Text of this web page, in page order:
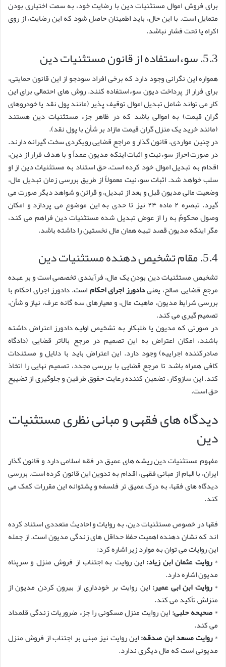
برای فروش اموال مستثنیات دین با رضایت خود، به سمت اختیاری بودن
متمایل است. با این حال، باید اطمینان حاصل شود که این رضایت، از روی
اکراه یا تحت فشار نباشد.
5.3. سوءاستفاده از قانون مستثنیات دین
همواره این نگرانی وجود دارد که برخی افراد سودجو از این قانون حمایتی،
برای فرار از پرداخت دیون سوءاستفاده کنند. روش های احتمالی برای این
کار می تواند شامل تبدیل اموال توقیف پذیر (مانند پول نقد یا خودروهای
گران قیمت) به اموالی باشد که در ظاهر جزء مستثنیات دین هستند
(مانند خرید یک منزل گران قیمت مازاد بر شأن با پول نقد).
در چنین مواردی، قانون گذار و مراجع قضایی رویکردی سخت گیرانه دارند.
در صورت احراز سوءنیت و اثبات اینکه مدیون عمداً و با هدف فرار از دین،
اقدام به تبدیل اموال خود کرده است، حق استناد به مستثنیات دین از او
سلب خواهد شد. اثبات سوءنیت معمولاً از طریق بررسی زمان تبدیل مال،
وضعیت مالی مدیون قبل و بعد از تبدیل، و قرائن و شواهد دیگر صورت می
گیرد. تبصره ۲ ماده ۲۴ نیز تا حدی به این موضوع می پردازد و امکان
وصول محکومٌ به را از عوض تبدیل شده مستثنیات دین فراهم می کند،
مگر اینکه مدیون قصد تهیه همان مال نخستین را داشته باشد.
5.4. مقام تشخیص دهنده مستثنیات دین
تشخیص مستثنیات دین بودن یک مال، فرآیندی تخصصی است و بر عهده
مرجع قضایی صالح، یعنیدادورز اجرای احکاماست. دادورز اجرای احکام با
بررسی شرایط مدیون، ماهیت مال، و معیارهای سه گانه عرف، نیاز و شأن،
تصمیم گیری می کند.
در صورتی که مدیون یا طلبکار به تشخیص اولیه دادورز اعتراض داشته
باشند، امکان اعتراض به این تصمیم در مرجع بالاتر قضایی (دادگاه
صادرکننده اجراییه) وجود دارد. این اعتراض باید با دلایل و مستندات
کافی همراه باشد تا مرجع قضایی با بررسی مجدد، تصمیم نهایی را اتخاذ
کند. این سازوکار، تضمین کننده رعایت حقوق طرفین و جلوگیری از تضییع
حق است.
دیدگاه های فقهی و مبانی نظری مستثنیات
دین
مفهوم مستثنیات دین ریشه های عمیق در فقه اسلامی دارد و قانون گذار
ایران، با الهام از مبانی فقهی، اقدام به تدوین این قانون کرده است. بررسی
دیدگاه های فقها، به درک عمیق تر فلسفه و پشتوانه این مقررات کمک می
کند.
فقها در خصوص مستثنیات دین، به روایات و احادیث متعددی استناد کرده
اند که نشان دهنده اهمیت حفظ حداقل های زندگی مدیون است. از جمله
این روایات می توان به موارد زیر اشاره کرد:
*روایت عثمان ابن زیاد: این روایت به اجتناب از فروش منزل و سرپناه
مدیون اشاره دارد.
*روایت ابن ابی عمیر: این روایت بر خودداری از بیرون کردن مدیون از
منزلش تأکید می کند.
*صحیحه حلبی:این روایت منزل مسکونی را جزء ضروریات زندگی قلمداد
می کند.
*روایت مسعد ابن صدقه:این روایت نیز مبنی بر اجتناب از فروش منزل
مدیونی است که مال دیگری ندارد.